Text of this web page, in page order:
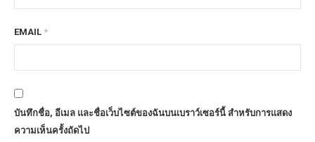
EMAIL *
บันทึกชื่อ, อีเมล และชื่อเว็บไซต์ของฉันบนเบราว์เซอร์นี้ สำหรับการแสดง
ความเห็นครั้งถัดไป